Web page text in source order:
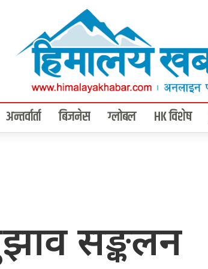
अन्तर्वार्ता बिजनेस ग्लोबल HK विशेष
सङ्कलन